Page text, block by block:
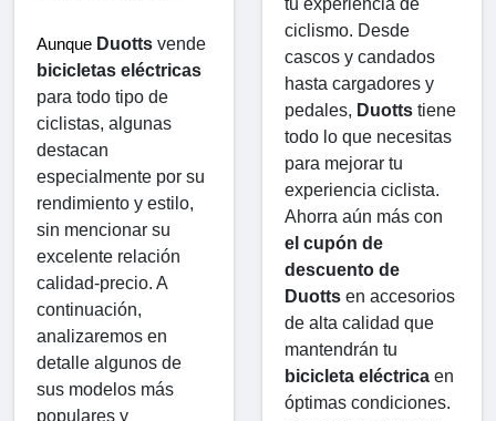
Aunque Duotts
bicicletas eléctricas
para todo tipo de
ciclistas, algunas
destacan
especialmente por su
rendimiento y estilo,
sin mencionar su
excelente relación
calidad-precio. A
continuación,
analizaremos en
detalle algunos de
sus modelos más
populares y
ciclismo. Desde
cascos y candados
hasta cargadores y
pedales, Duotts ​​tiene
todo lo que necesitas
para mejorar tu
experiencia ciclista.
el cupón de
descuento de
Duotts ​​en accesorios
de alta calidad que
bicicleta eléctrica en
óptimas condiciones.